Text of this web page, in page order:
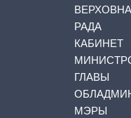
РАДА
КАБИНЕТ
ГЛАВЫ
МЭРЫ